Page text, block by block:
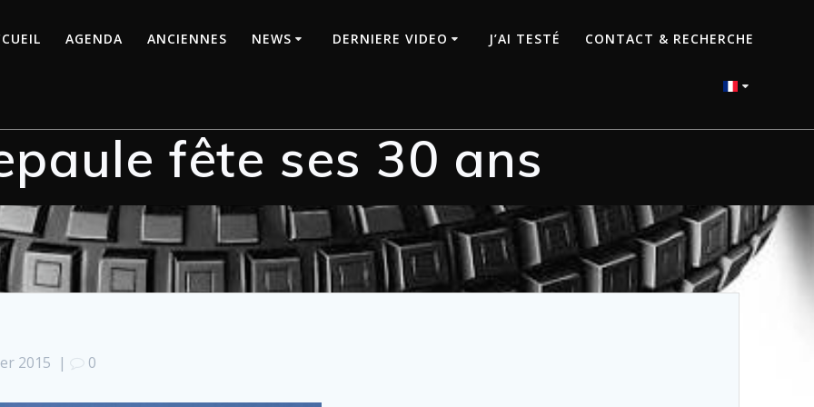
AGENDA ANCIENNES NEWS DERNIERE VIDEO J’AI TESTÉ CONTACT & RECHERCHE
fête ses 30 ans
2015 | 0